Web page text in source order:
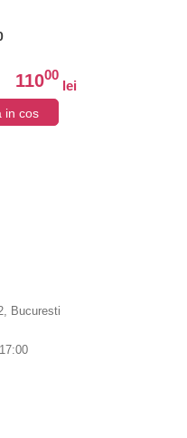
11000
lei
in cos
Bucuresti